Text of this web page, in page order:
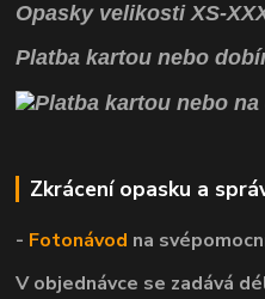
OpaskyvelikostiXS-
Platba kartou nebo
Zkrácení opasku a
- Fotonávod na
V objednávce se zadává